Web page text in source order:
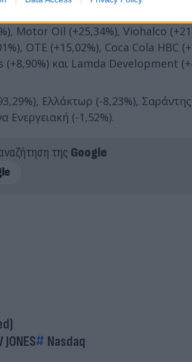
οι τιμές των
Motor Oil (+25,34%), Viohalco
ΟΤΕ (+15,02%), Coca Cola HBC
και Lamda Development
Ελλάκτωρ (-8,23%),
Ενεργειακή (-1,52%).
της Google
JONES Nasdaq